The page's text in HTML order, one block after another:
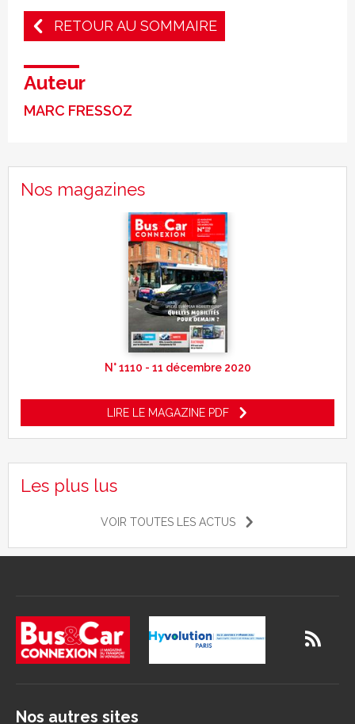
RETOUR AU SOMMAIRE
Auteur
MARC FRESSOZ
Nos magazines
N° 1110 - 11 décembre 2020
LIRE LE MAGAZINE PDF
Les plus lus
VOIR TOUTES LES ACTUS
Nos autres sites